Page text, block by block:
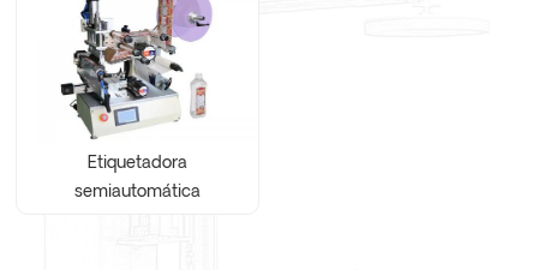
Etiquetadora
semiautomática